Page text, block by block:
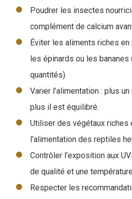
Poudrer les insectes
complément de calcium
Éviter les aliments riches en
les épinards ou les
quantités).
Varier l’alimentation : plus
plus il est équilibré.
Utiliser des végétaux riches
l’alimentation des reptiles
Contrôler l’exposition aux
de qualité et une
Respecter les